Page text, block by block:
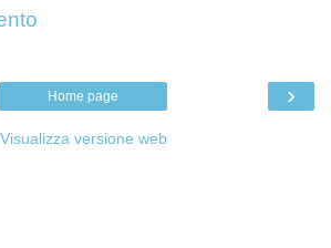
›
Home page
Visualizza versione web